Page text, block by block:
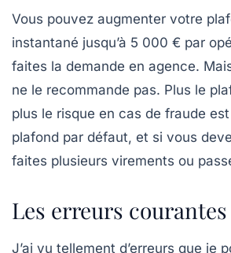
Vous pouvez augmenter votre
instantané jusqu’à 5 000 € par
faites la demande en agence.
ne le recommande pas. Plus le
plus le risque en cas de fraude
plafond par défaut, et si vous
faites plusieurs virements ou
Les erreurs
J’ai vu tellement d’erreurs que je